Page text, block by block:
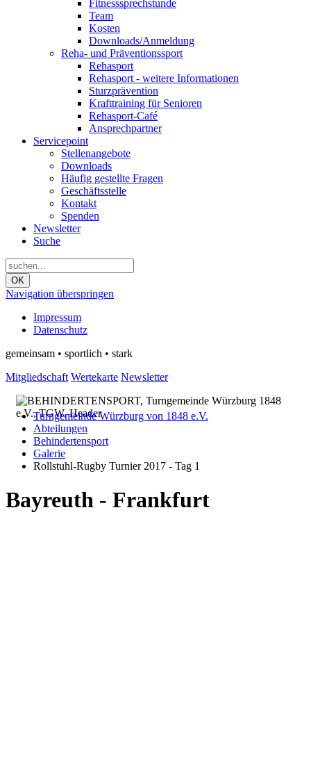
Fitnesssprechstunde
Team
Kosten
Downloads/Anmeldung
Reha- und Präventionssport
Rehasport
Rehasport - weitere Informationen
Sturzprävention
Krafttraining für Senioren
Rehasport-Café
Ansprechpartner
Servicepoint
Stellenangebote
Downloads
Häufig gestellte Fragen
Geschäftsstelle
Kontakt
Spenden
Newsletter
Suche
OK
Navigation überspringen
Impressum
Datenschutz
gemeinsam • sportlich • stark
Mitgliedschaft Wertekarte Newsletter
Turngemeinde Würzburg von 1848 e.V.
Abteilungen
Behindertensport
Galerie
Rollstuhl-Rugby Turnier 2017 - Tag 1
Bayreuth - Frankfurt